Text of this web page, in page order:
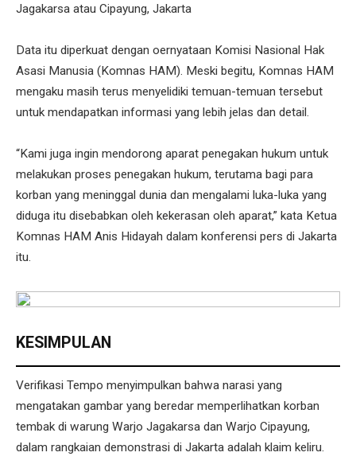
Jagakarsa atau Cipayung, Jakarta
Data itu diperkuat dengan oernyataan Komisi Nasional Hak
Asasi Manusia (Komnas HAM). Meski begitu, Komnas HAM
mengaku masih terus menyelidiki temuan-temuan tersebut
untuk mendapatkan informasi yang lebih jelas dan detail.
“Kami juga ingin mendorong aparat penegakan hukum untuk
melakukan proses penegakan hukum, terutama bagi para
korban yang meninggal dunia dan mengalami luka-luka yang
diduga itu disebabkan oleh kekerasan oleh aparat,” kata Ketua
Komnas HAM Anis Hidayah dalam konferensi pers di Jakarta
itu.
KESIMPULAN
Verifikasi Tempo menyimpulkan bahwa narasi yang
mengatakan gambar yang beredar memperlihatkan korban
tembak di warung Warjo Jagakarsa dan Warjo Cipayung,
dalam rangkaian demonstrasi di Jakarta adalah klaim keliru.